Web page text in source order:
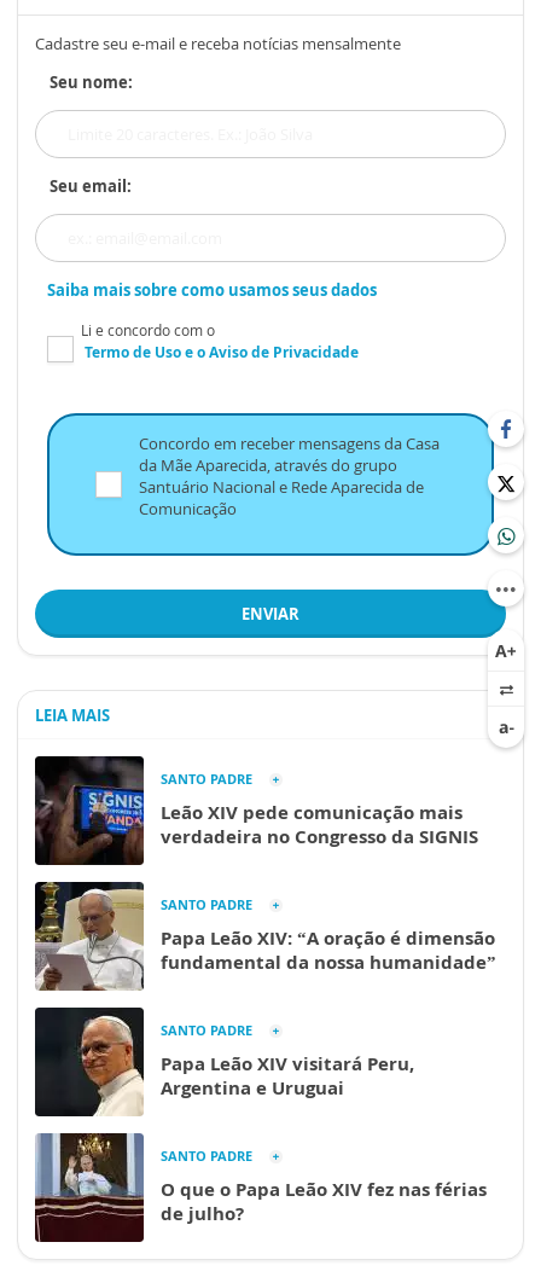
Cadastre seu e-mail e receba notícias mensalmente
Seu nome:
Seu email:
Saiba mais sobre como usamos seus dados
Li e concordo com o
Termo de Usoe oAviso de Privacidade
Concordo em receber mensagens da Casa
da Mãe Aparecida, através do grupo
Santuário Nacional e Rede Aparecida de
Comunicação
ENVIAR
LEIA MAIS
SANTO PADRE
Leão XIV pede comunicação mais
verdadeira no Congresso da SIGNIS
SANTO PADRE
Papa Leão XIV: “A oração é dimensão
fundamental da nossa humanidade”
SANTO PADRE
Papa Leão XIV visitará Peru,
Argentina e Uruguai
SANTO PADRE
O que o Papa Leão XIV fez nas férias
de julho?